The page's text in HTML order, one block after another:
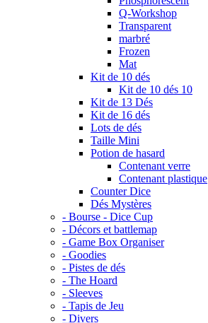
Q-Workshop
Transparent
marbré
Frozen
Mat
Kit de 10 dés
Kit de 10 dés 10
Kit de 13 Dés
Kit de 16 dés
Lots de dés
Taille Mini
Potion de hasard
Contenant verre
Contenant plastique
Counter Dice
Dés Mystères
- Bourse - Dice Cup
- Décors et battlemap
- Game Box Organiser
- Goodies
- Pistes de dés
- The Hoard
- Sleeves
- Tapis de Jeu
- Divers